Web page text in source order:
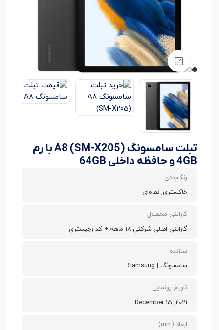
بزرگنمایی تصویر
تبلت سامسونگ A8 (SM-X205) با رم
4GB و حافظه داخلی 64GB
رنگ‌بندی
خاکستری, نقره‌ای
گارانتی محصول
گارانتی اصلی شرکتی 18 ماهه + کد رجیستری
سازنده
سامسونگ | Samsung
تاریخ رونمایی
2021, December 15
ابعاد (mm)